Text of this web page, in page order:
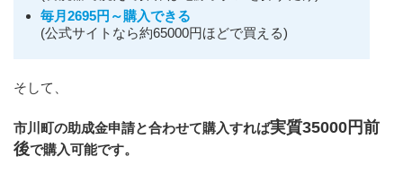
毎月2695円～購入できる
(公式サイトなら約65000円ほどで買える)
そして、
市川町の助成金申請と合わせて購入すれば実質35000円前
後で購入可能です。